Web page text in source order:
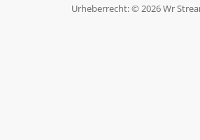
Urheberrecht: © 2026 Wr